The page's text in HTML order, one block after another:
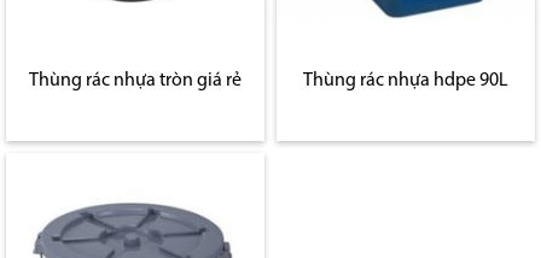
Thùng rác nhựa tròn giá rẻ Thùng rác nhựa hdpe 90L